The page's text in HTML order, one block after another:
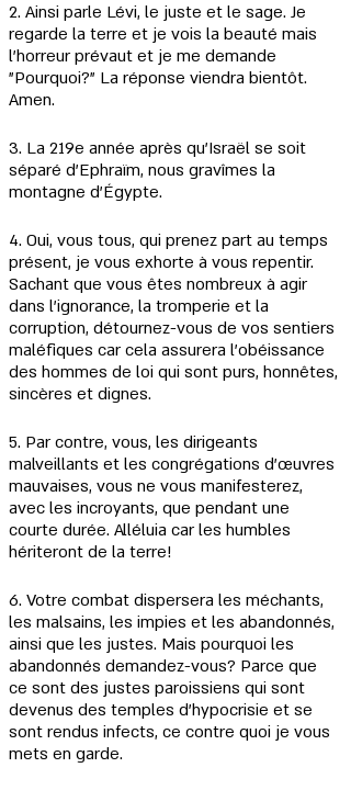
2. Ainsi parle Lévi, le juste et le sage. Je
regarde la terre et je vois la beauté mais
l'horreur prévaut et je me demande
"Pourquoi?" La réponse viendra bientôt.
Amen.
3. La 219e année après qu'Israël se soit
séparé d'Ephraïm, nous gravîmes la
montagne d'Égypte.
4. Oui, vous tous, qui prenez part au temps
présent, je vous exhorte à vous repentir.
Sachant que vous êtes nombreux à agir
dans l'ignorance, la tromperie et la
corruption, détournez-vous de vos sentiers
maléfiques car cela assurera l'obéissance
des hommes de loi qui sont purs, honnêtes,
sincères et dignes.
5. Par contre, vous, les dirigeants
malveillants et les congrégations d'œuvres
mauvaises, vous ne vous manifesterez,
avec les incroyants, que pendant une
courte durée. Alléluia car les humbles
hériteront de la terre!
6. Votre combat dispersera les méchants,
les malsains, les impies et les abandonnés,
ainsi que les justes. Mais pourquoi les
abandonnés demandez-vous? Parce que
ce sont des justes paroissiens qui sont
devenus des temples d'hypocrisie et se
sont rendus infects, ce contre quoi je vous
mets en garde.